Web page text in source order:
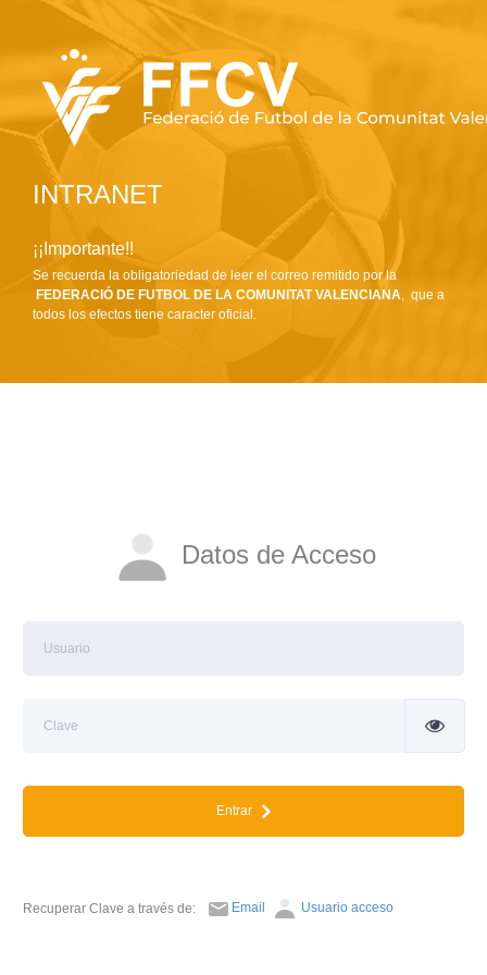
INTRANET
¡¡Importante!!
Se recuerda la obligatoriedad de leer el correo remitido por la
FEDERACIÓ DE FUTBOL DE LA COMUNITAT VALENCIANA, que a
todos los efectos tiene caracter oficial.
Datos de Acceso
Entrar
Recuperar Clave a través de: Email Usuario acceso